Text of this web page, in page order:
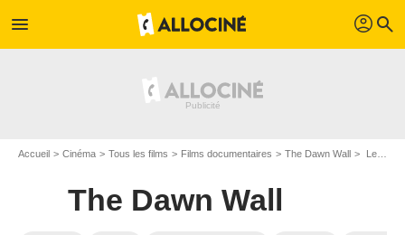
menu profil search
Accueil Cinéma Tous les films Films documentaires The Dawn Wall Les films similaires à "The Dawn Wall"
The Dawn Wall